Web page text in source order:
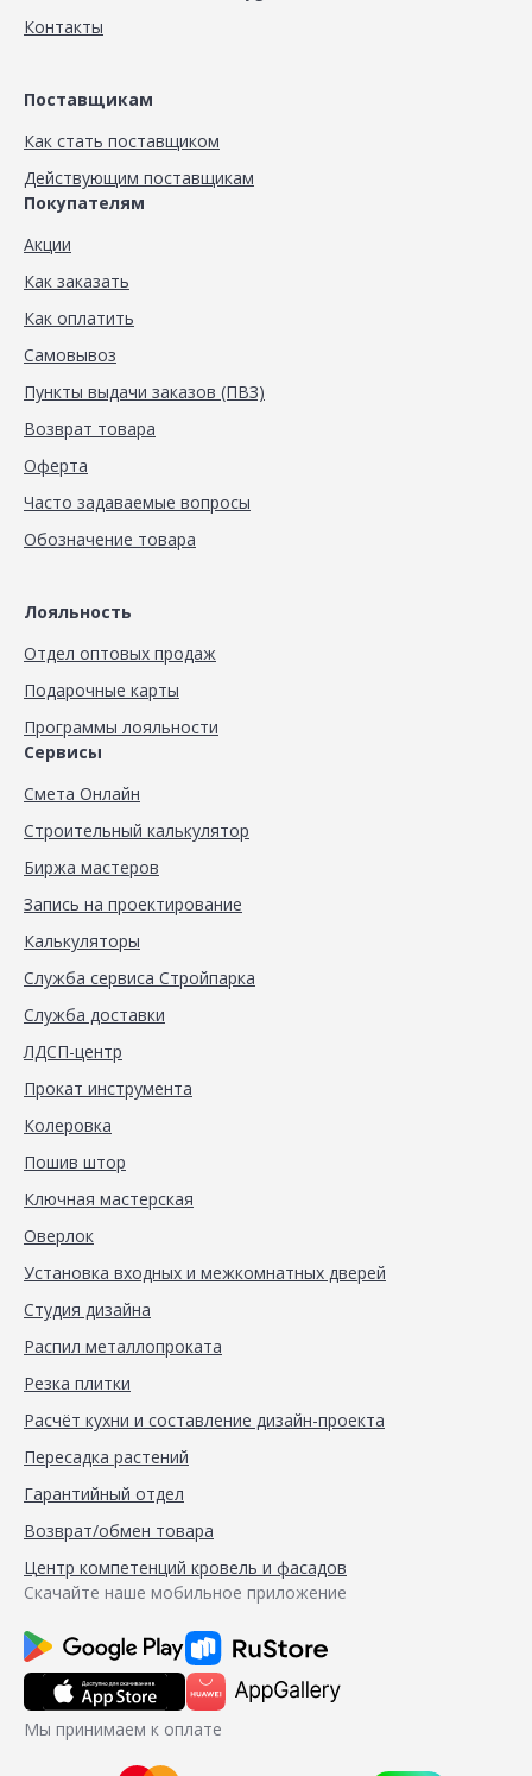
Контакты
Поставщикам
Как стать поставщиком
Действующим поставщикам
Покупателям
Акции
Как заказать
Как оплатить
Самовывоз
Пункты выдачи заказов (ПВЗ)
Возврат товара
Оферта
Часто задаваемые вопросы
Обозначение товара
Лояльность
Отдел оптовых продаж
Подарочные карты
Программы лояльности
Сервисы
Смета Онлайн
Строительный калькулятор
Биржа мастеров
Запись на проектирование
Калькуляторы
Служба сервиса Стройпарка
Служба доставки
ЛДСП-центр
Прокат инструмента
Колеровка
Пошив штор
Ключная мастерская
Оверлок
Установка входных и межкомнатных дверей
Студия дизайна
Распил металлопроката
Резка плитки
Расчёт кухни и составление дизайн-проекта
Пересадка растений
Гарантийный отдел
Возврат/обмен товара
Центр компетенций кровель и фасадов
Скачайте наше мобильное приложение
Мы принимаем к оплате